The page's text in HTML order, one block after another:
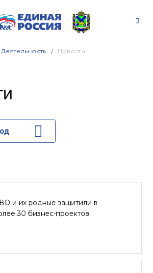
Новости
и их родные защитили в
30 бизнес-проектов